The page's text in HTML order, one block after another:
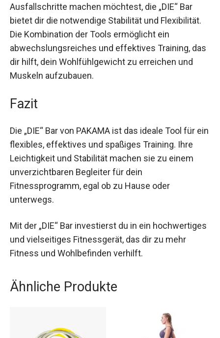
Ausfallschritte machen möchtest, die „DIE“ Bar
bietet dir die notwendige Stabilität und Flexibilität.
Die Kombination der Tools ermöglicht ein
abwechslungsreiches und effektives Training, das
dir hilft, dein Wohlfühlgewicht zu erreichen und
Muskeln aufzubauen.
Fazit
Die „DIE“ Bar von PAKAMA ist das ideale Tool für ein
flexibles, effektives und spaßiges Training. Ihre
Leichtigkeit und Stabilität machen sie zu einem
unverzichtbaren Begleiter für dein
Fitnessprogramm, egal ob zu Hause oder
unterwegs.
Mit der „DIE“ Bar investierst du in ein hochwertiges
und vielseitiges Fitnessgerät, das dir zu mehr
Fitness und Wohlbefinden verhilft.
Ähnliche Produkte